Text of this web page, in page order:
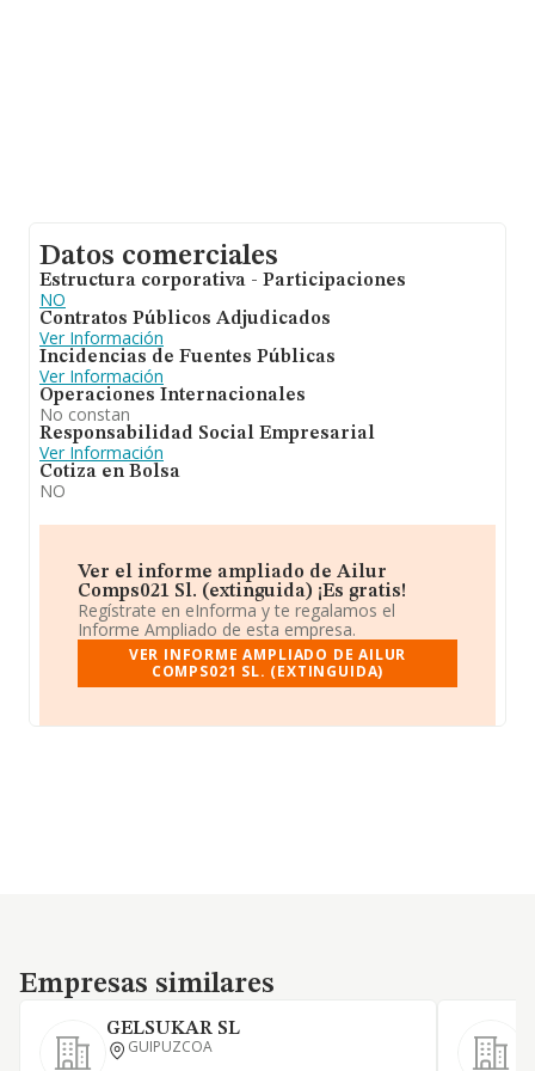
Datos comerciales
Estructura corporativa - Participaciones
NO
Contratos Públicos Adjudicados
Ver Información
Incidencias de Fuentes Públicas
Ver Información
Operaciones Internacionales
No constan
Responsabilidad Social Empresarial
Ver Información
Cotiza en Bolsa
NO
Ver el informe ampliado de Ailur
Comps021 Sl. (extinguida) ¡Es gratis!
Regístrate en eInforma y te regalamos el
Informe Ampliado de esta empresa.
VER INFORME AMPLIADO DE AILUR
COMPS021 SL. (EXTINGUIDA)
Empresas similares
Empresas similares
GELSUKAR SL
GUIPUZCOA